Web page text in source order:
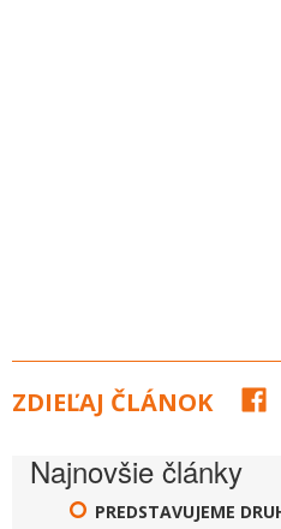
ZDIEĽAJ ČLÁNOK
Najnovšie články
PREDSTAVUJEME